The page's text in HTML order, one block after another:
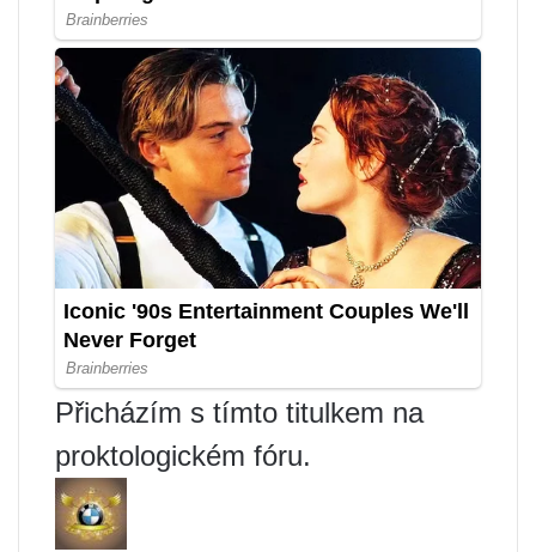
Přicházím s tímto titulkem na
proktologickém fóru.